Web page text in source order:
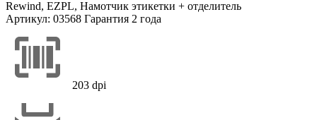
Rewind, EZPL, Намотчик этикетки + отделитель
Артикул: 03568 Гарантия 2 года
203 dpi